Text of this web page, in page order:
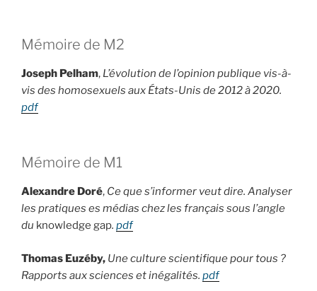
Mémoire de M2
Joseph Pelham, L’évolution de l’opinion publique vis-à-
vis des homosexuels aux États-Unis de 2012 à 2020.
pdf
Mémoire de M1
Alexandre Doré, Ce que s’informer veut dire. Analyser
les pratiques es médias chez les français sous l’angle
du knowledge gap. pdf
Thomas Euzéby, Une culture scientifique pour tous ?
Rapports aux sciences et inégalités. pdf